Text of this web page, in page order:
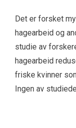
Det er forsket
hagearbeid og
studie av
hagearbeid
friske kvinner
Ingen av